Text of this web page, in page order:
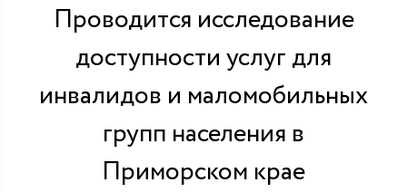
Проводится исследование
доступности услуг для
инвалидов и маломобильных
групп населения в
Приморском крае